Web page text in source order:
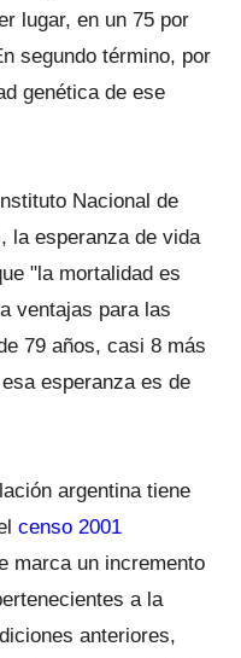
lugar, en un 75 por
segundo término, por
genética de ese
Nacional de
la esperanza de vida
"la mortalidad es
ventajas para las
79 años, casi 8 más
esperanza es de
argentina tiene
censo 2001
marca un incremento
a la
anteriores,